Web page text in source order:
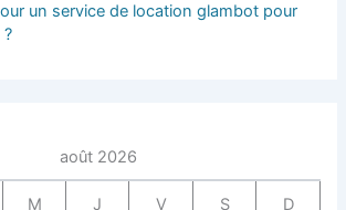
un service de location glambot pour
août 2026
M J V S D